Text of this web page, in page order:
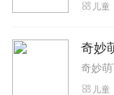
2024-03-28
儿童
奇妙
儿童